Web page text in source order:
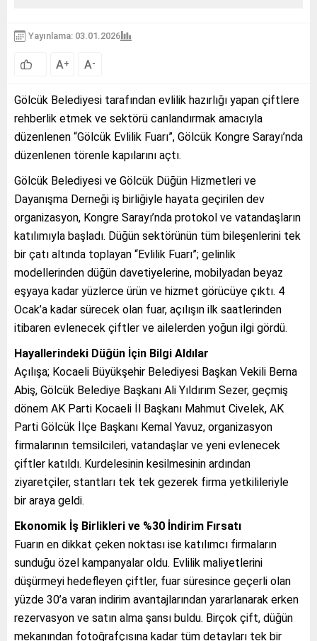
Yayınlama: 03.01.2026
A+ A-
Gölcük Belediyesi tarafından evlilik hazırlığı yapan çiftlere
rehberlik etmek ve sektörü canlandırmak amacıyla
düzenlenen “Gölcük Evlilik Fuarı”, Gölcük Kongre Sarayı’nda
düzenlenen törenle kapılarını açtı.
Gölcük Belediyesi ve Gölcük Düğün Hizmetleri ve
Dayanışma Derneği iş birliğiyle hayata geçirilen dev
organizasyon, Kongre Sarayı’nda protokol ve vatandaşların
katılımıyla başladı. Düğün sektörünün tüm bileşenlerini tek
bir çatı altında toplayan “Evlilik Fuarı”; gelinlik
modellerinden düğün davetiyelerine, mobilyadan beyaz
eşyaya kadar yüzlerce ürün ve hizmet görücüye çıktı. 4
Ocak’a kadar sürecek olan fuar, açılışın ilk saatlerinden
itibaren evlenecek çiftler ve ailelerden yoğun ilgi gördü.
Hayallerindeki Düğün İçin Bilgi Aldılar
Açılışa; Kocaeli Büyükşehir Belediyesi Başkan Vekili Berna
Abiş, Gölcük Belediye Başkanı Ali Yıldırım Sezer, geçmiş
dönem AK Parti Kocaeli İl Başkanı Mahmut Civelek, AK
Parti Gölcük İlçe Başkanı Kemal Yavuz, organizasyon
firmalarının temsilcileri, vatandaşlar ve yeni evlenecek
çiftler katıldı. Kurdelesinin kesilmesinin ardından
ziyaretçiler, stantları tek tek gezerek firma yetkilileriyle
bir araya geldi.
Ekonomik İş Birlikleri ve %30 İndirim Fırsatı
Fuarın en dikkat çeken noktası ise katılımcı firmaların
sunduğu özel kampanyalar oldu. Evlilik maliyetlerini
düşürmeyi hedefleyen çiftler, fuar süresince geçerli olan
yüzde 30’a varan indirim avantajlarından yararlanarak erken
rezervasyon ve satın alma şansı buldu. Birçok çift, düğün
mekanından fotoğrafçısına kadar tüm detayları tek bir